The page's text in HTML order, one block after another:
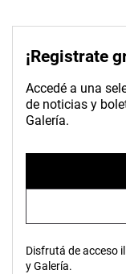
¡Registrate
Accedé a una
de noticias y
Galería.
Disfrutá de acceso
y Galería.